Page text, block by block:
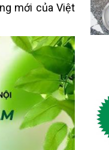
mới của Việt